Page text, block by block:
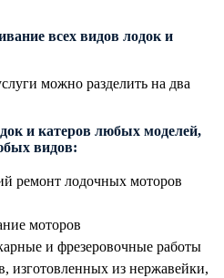
всех видов лодок и
можно разделить на два
и катеров любых моделей,
видов:
ремонт лодочных моторов
моторов
и фрезеровочные работы
изготовленных из нержавейки,